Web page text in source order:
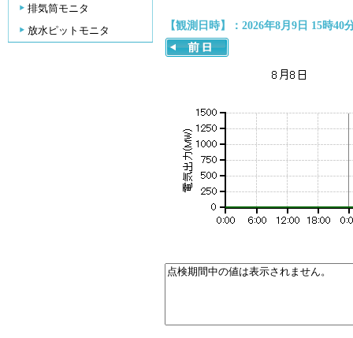
排気筒モニタ
放水ピットモニタ
【観測日時】：2026年8月9日 15時40